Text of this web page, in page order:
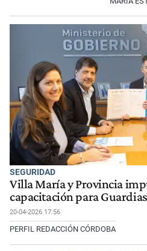
SEGURIDAD
Villa María y Provincia
capacitación para
20-04-2026 17:56
PERFIL REDACCIÓN CÓRDOBA